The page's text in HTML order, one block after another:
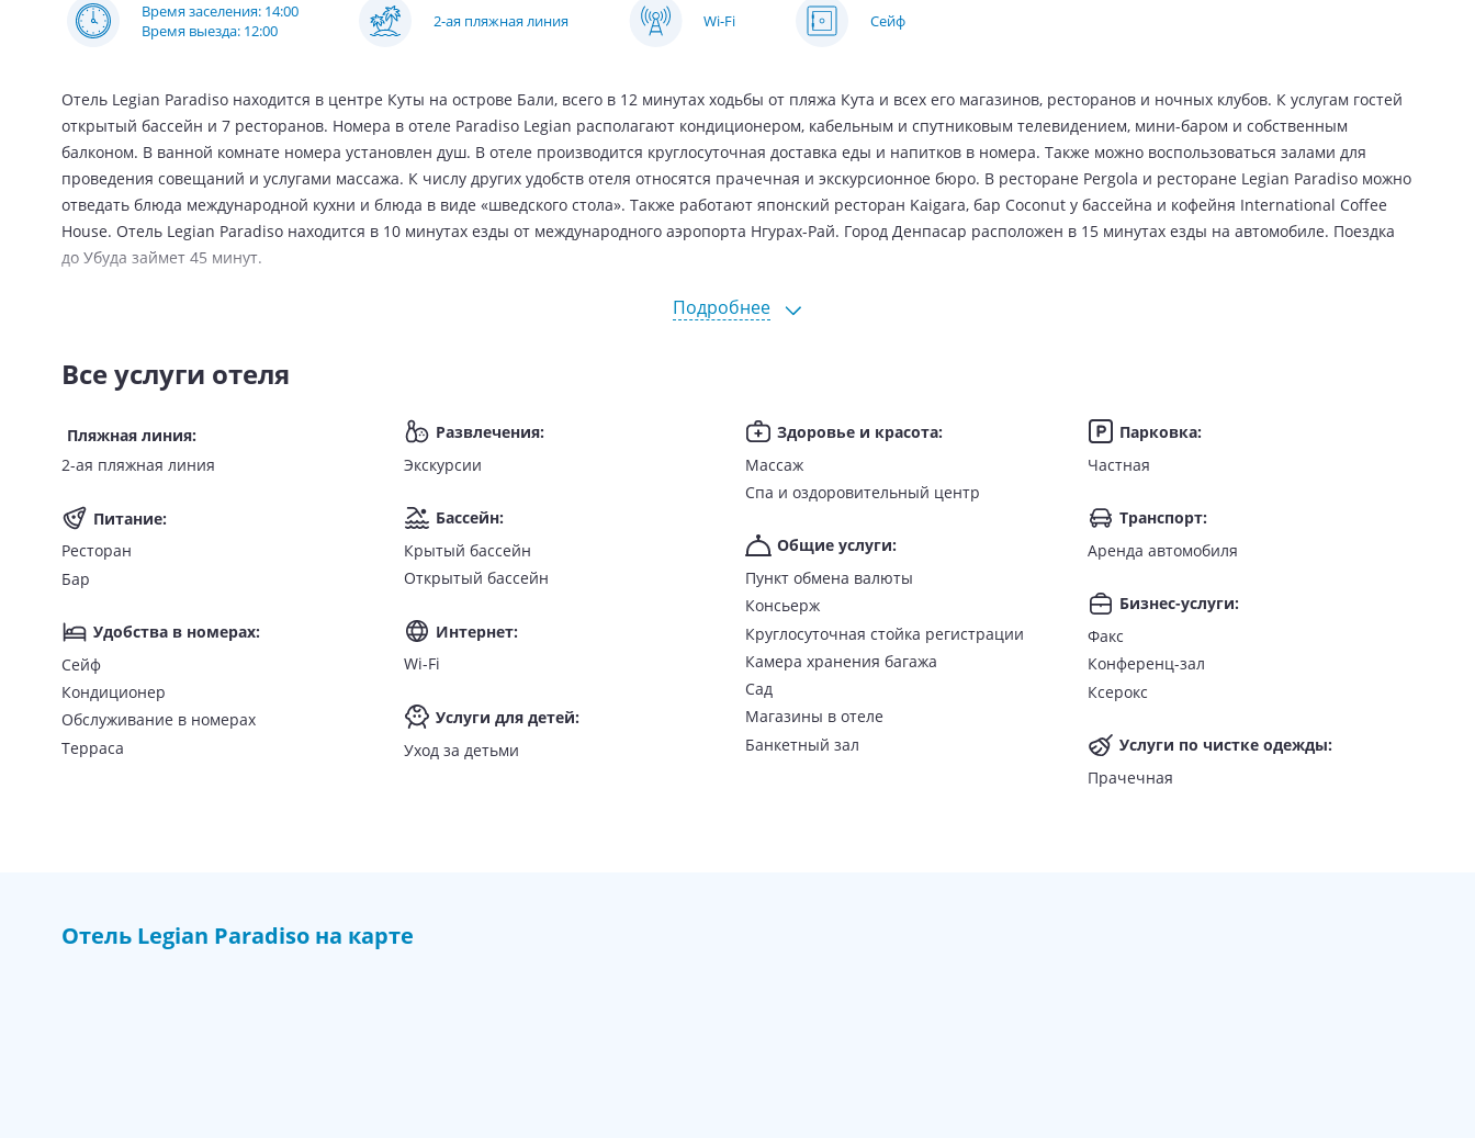
Время заселения: 14:00
Время выезда: 12:00
2-ая пляжная линия Wi-Fi Сейф
Отель Legian Paradiso находится в центре Куты на острове Бали, всего в 12 минутах ходьбы от пляжа Кута и всех его магазинов, ресторанов и ночных клубов. К услугам гостей
открытый бассейн и 7 ресторанов. Номера в отеле Paradiso Legian располагают кондиционером, кабельным и спутниковым телевидением, мини-баром и собственным
балконом. В ванной комнате номера установлен душ. В отеле производится круглосуточная доставка еды и напитков в номера. Также можно воспользоваться залами для
проведения совещаний и услугами массажа. К числу других удобств отеля относятся прачечная и экскурсионное бюро. В ресторане Pergola и ресторане Legian Paradiso можно
отведать блюда международной кухни и блюда в виде «шведского стола». Также работают японский ресторан Kaigara, бар Coconut у бассейна и кофейня International Coffee
House. Отель Legian Paradiso находится в 10 минутах езды от международного аэропорта Нгурах-Рай. Город Денпасар расположен в 15 минутах езды на автомобиле. Поездка
до Убуда займет 45 минут.
Подробнее
Все услуги отеля
Пляжная линия:
2-ая пляжная линия
Питание:
Ресторан
Бар
Удобства в номерах:
Сейф
Кондиционер
Обслуживание в номерах
Терраса
Развлечения:
Экскурсии
Бассейн:
Крытый бассейн
Открытый бассейн
Интернет:
Wi-Fi
Услуги для детей:
Уход за детьми
Здоровье и красота:
Массаж
Спа и оздоровительный центр
Общие услуги:
Пункт обмена валюты
Консьерж
Круглосуточная стойка регистрации
Камера хранения багажа
Сад
Магазины в отеле
Банкетный зал
Парковка:
Частная
Транспорт:
Аренда автомобиля
Бизнес-услуги:
Факс
Конференц-зал
Ксерокс
Услуги по чистке одежды:
Прачечная
Отель Legian Paradiso на карте